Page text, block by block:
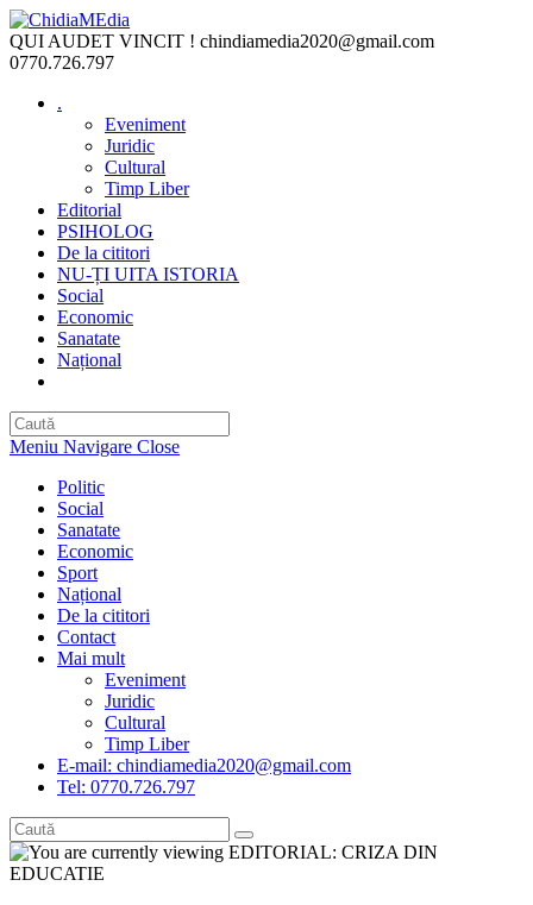
Skip
to
content
QUI AUDET VINCIT ! chindiamedia2020@gmail.com
0770.726.797
.
Eveniment
Juridic
Cultural
Timp Liber
Editorial
PSIHOLOG
De la cititori
NU-ȚI UITA ISTORIA
Social
Economic
Sanatate
Național
Meniu Navigare Close
Politic
Social
Sanatate
Economic
Sport
Național
De la cititori
Contact
Mai mult
Eveniment
Juridic
Cultural
Timp Liber
E-mail: chindiamedia2020@gmail.com
Tel: 0770.726.797